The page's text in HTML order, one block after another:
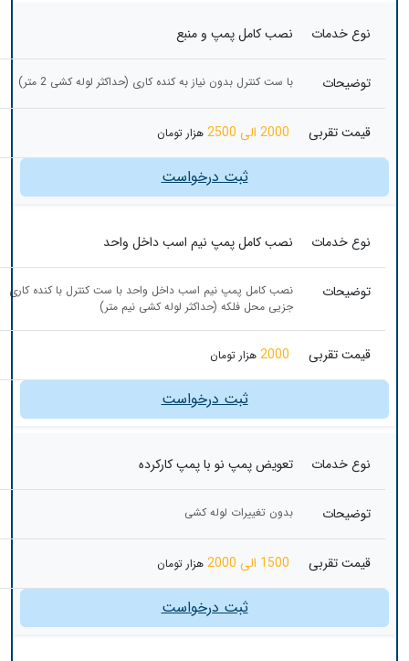
نوع خدمات نصب کامل پمپ و منبع
توضیحات با ست کنترل بدون نیاز به کنده کاری (حداکثر لوله کشی 2 متر)
قیمت تقربی 2000 الی 2500 هزار تومان
ثبت درخواست
نوع خدمات نصب کامل پمپ نیم اسب داخل واحد
توضیحات
نصب کامل پمپ نیم اسب داخل واحد با ست کنترل با کنده کاری
جزیی محل فلکه (حداکثر لوله کشی نیم متر)
قیمت تقربی 2000 هزار تومان
ثبت درخواست
نوع خدمات تعویض پمپ نو با پمپ کارکرده
توضیحات بدون تغییرات لوله کشی
قیمت تقربی 1500 الی 2000 هزار تومان
ثبت درخواست